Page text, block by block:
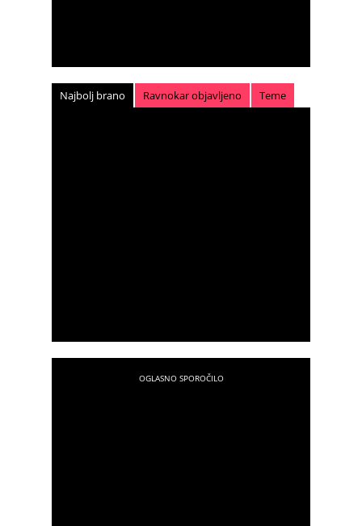
Najbolj brano Ravnokar objavljeno Teme